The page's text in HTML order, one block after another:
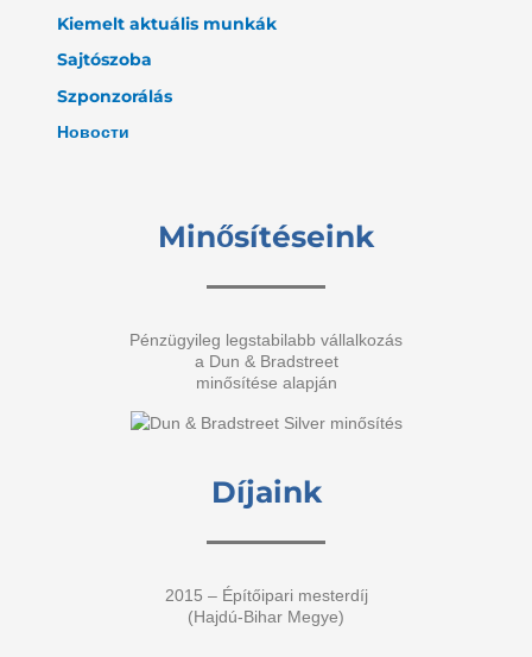
Kiemelt aktuális munkák
Sajtószoba
Szponzorálás
Новости
Minősítéseink
Pénzügyileg legstabilabb vállalkozás
a Dun & Bradstreet
minősítése alapján
Díjaink
2015 – Építőipari mesterdíj
(Hajdú-Bihar Megye)